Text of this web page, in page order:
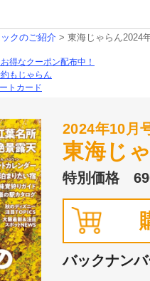
クのご紹介 > 東海じゃらん2024
得なクーポン配布中！
もじゃらん
トカード
2024年10月
東海じ
特別価格
バックナン